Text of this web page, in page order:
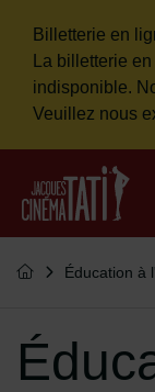
Flash info
Billetterie en
La billetterie
indisponible.
Veuillez nous
Vous êtes ici :
Retourner àÉducation à